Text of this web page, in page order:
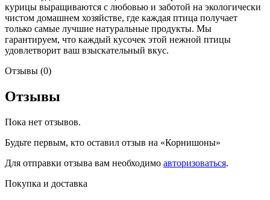
курицы выращиваются с любовью и заботой на экологически
чистом домашнем хозяйстве, где каждая птица получает
только самые лучшие натуральные продукты. Мы
гарантируем, что каждый кусочек этой нежной птицы
удовлетворит ваш взыскательный вкус.
Отзывы (0)
Отзывы
Пока нет отзывов.
Будьте первым, кто оставил отзыв на «Корнишоны»
Для отправки отзыва вам необходимо авторизоваться.
Покупка и доставка